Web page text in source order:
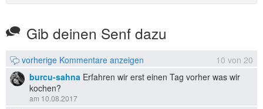
Gib deinen Senf dazu
vorherige Kommentare anzeigen 10 von 20
burcu-sahna Erfahren wir erst einen Tag vorher was wir
kochen?
am 10.08.2017